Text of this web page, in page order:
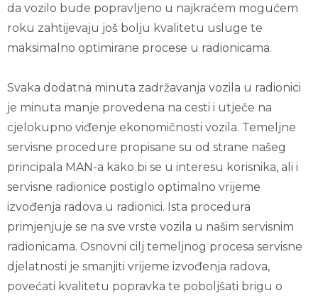
da vozilo bude popravljeno u najkraćem mogućem
roku zahtijevaju još bolju kvalitetu usluge te
maksimalno optimirane procese u radionicama.
Svaka dodatna minuta zadržavanja vozila u radionici
je minuta manje provedena na cesti i utječe na
cjelokupno viđenje ekonomičnosti vozila. Temeljne
servisne procedure propisane su od strane našeg
principala MAN-a kako bi se u interesu korisnika, ali i
servisne radionice postiglo optimalno vrijeme
izvođenja radova u radionici. Ista procedura
primjenjuje se na sve vrste vozila u našim servisnim
radionicama. Osnovni cilj temeljnog procesa servisne
djelatnosti je smanjiti vrijeme izvođenja radova,
povećati kvalitetu popravka te poboljšati brigu o